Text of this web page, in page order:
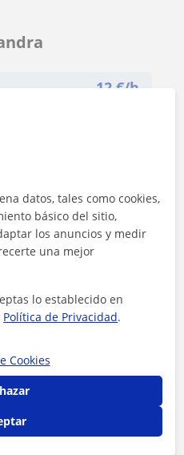
12 €/h
legaly de
ahora
datos, tales como cookies,
básico del sitio,
los anuncios y medir
una mejor
lo establecido en
Política de Privacidad.
Cookies